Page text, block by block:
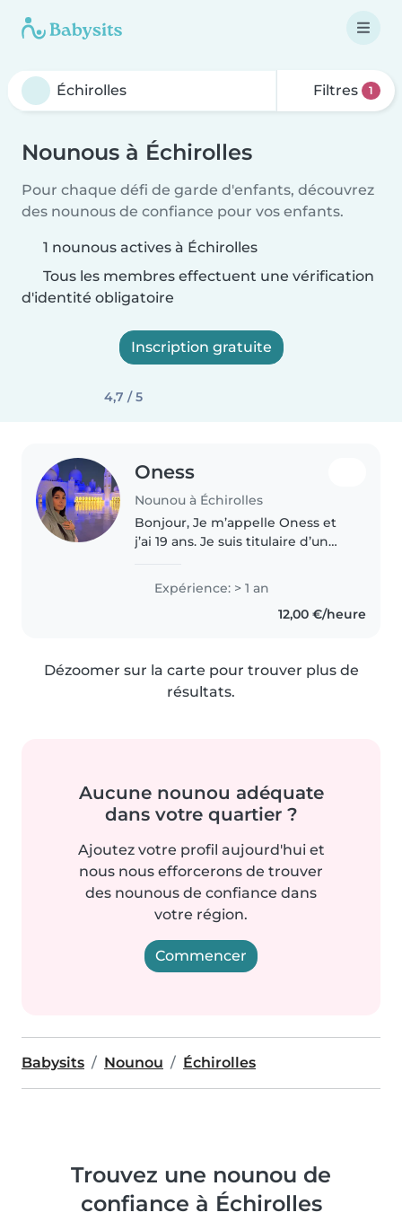
Filtres 1
Nounous à Échirolles
Pour chaque défi de garde d'enfants, découvrez
des nounous de confiance pour vos enfants.
1 nounous actives à Échirolles
Tous les membres effectuent une vérification
d'identité obligatoire
Inscription gratuite
4,7 / 5
Oness
Nounou à Échirolles
Bonjour, Je m’appelle Oness et
j’ai 19 ans. Je suis titulaire d’un
l’accueil. J’ai une expérience
significative en garde d’enfants,
Expérience: > 1 an
12,00 €/heure
Dézoomer sur la carte pour trouver plus de
résultats.
Aucune nounou adéquate
dans votre quartier ?
Ajoutez votre profil aujourd'hui et
nous nous efforcerons de trouver
des nounous de confiance dans
votre région.
Commencer
Babysits Nounou Échirolles
Trouvez une nounou de
confiance à Échirolles